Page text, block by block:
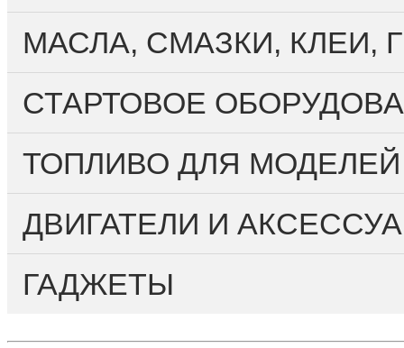
МАСЛА, СМАЗКИ, КЛЕИ,
СТАРТОВОЕ
ТОПЛИВО ДЛЯ МОДЕЛЕЙ
ДВИГАТЕЛИ И
ГАДЖЕТЫ